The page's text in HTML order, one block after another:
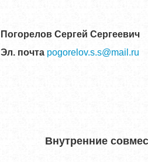
Погорелов Сергей Сергеевич
Эл. почта pogorelov.s.s@mail.ru
Внутренние